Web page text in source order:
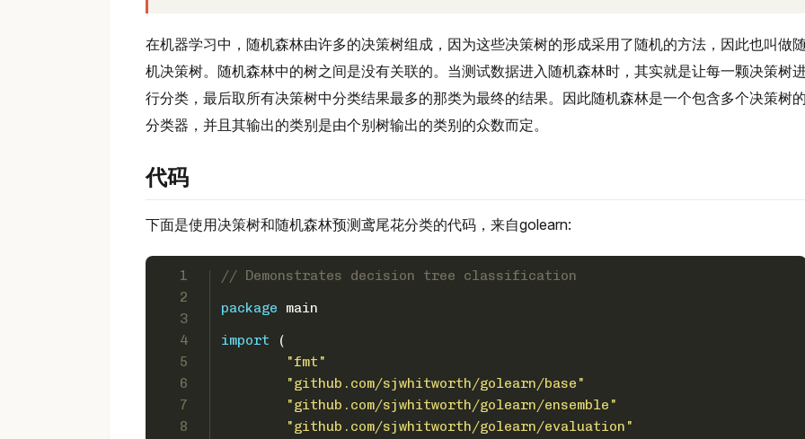
在机器学习中，随机森林由许多的决策树组成，因为这些决策树的形成采用了随机的方法，因此也叫做
机决策树。随机森林中的树之间是没有关联的。当测试数据进入随机森林时，其实就是让每一颗决策树
行分类，最后取所有决策树中分类结果最多的那类为最终的结果。因此随机森林是一个包含多个决策树
分类器，并且其输出的类别是由个别树输出的类别的众数而定。
代码
下面是使用决策树和随机森林预测鸢尾花分类的代码，来自golearn:
1
2
3
4
5
6
7
8
// Demonstrates decision tree classification
package main
import (
"fmt"
"github.com/sjwhitworth/golearn/base"
"github.com/sjwhitworth/golearn/ensemble"
"github.com/sjwhitworth/golearn/evaluation"